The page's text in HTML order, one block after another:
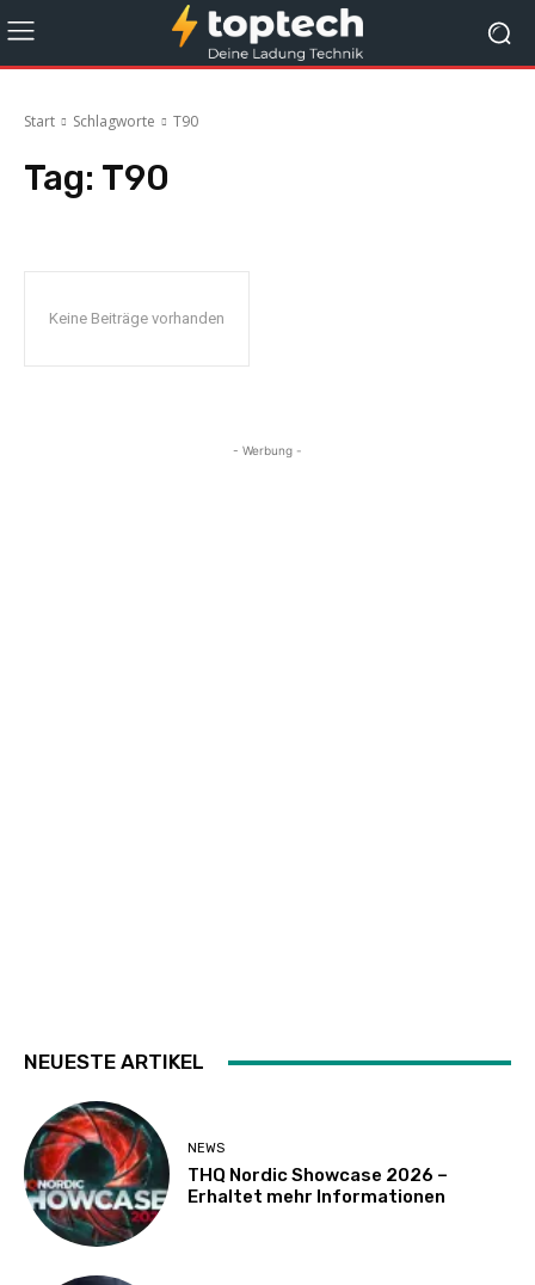
Start Schlagworte T90
Tag: T90
Keine Beiträge vorhanden
- Werbung -
NEUESTE ARTIKEL
NEWS
THQ Nordic Showcase 2026 –
Erhaltet mehr Informationen